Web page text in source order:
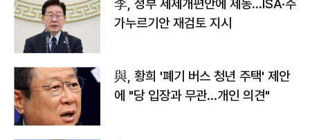
李, 정부 세제개편안에 제동…ISA·주
가누르기안 재검토 지시
與, 황희 '폐기 버스 청년 주택' 제안
에 "당 입장과 무관…개인 의견"